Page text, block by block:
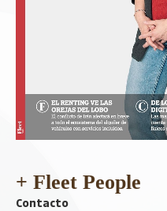
+ Fleet People
Contacto